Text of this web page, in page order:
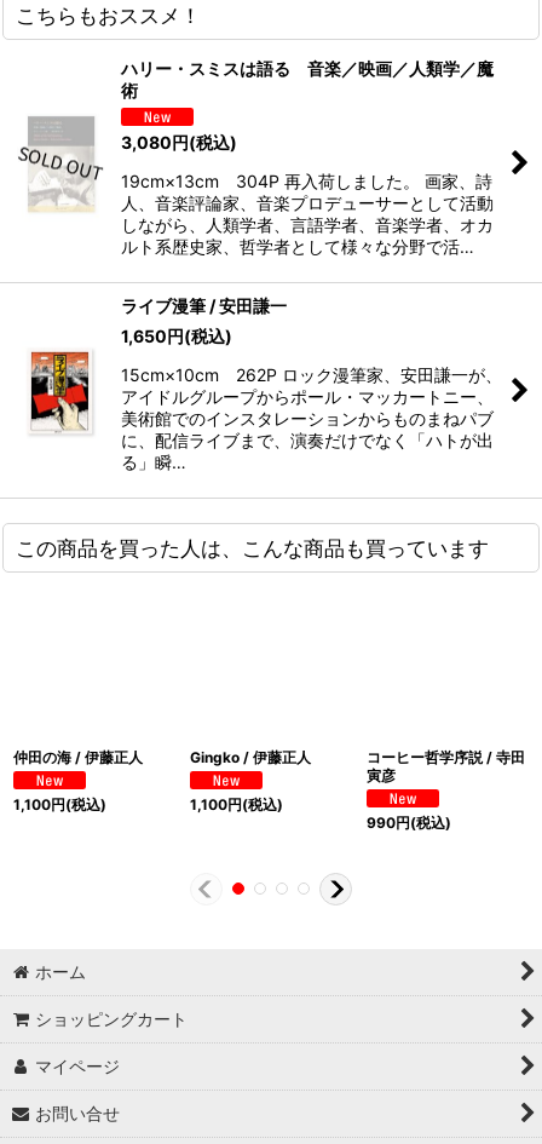
こちらもおススメ！
ハリー・スミスは語る 音楽／映画／人類学／魔
術
3,080円(税込)
19cm×13cm 304P 再入荷しました。 画家、詩
人、音楽評論家、音楽プロデューサーとして活動
しながら、人類学者、言語学者、音楽学者、オカ
ルト系歴史家、哲学者として様々な分野で活…
ライブ漫筆 / 安田謙一
1,650円(税込)
15cm×10cm 262P ロック漫筆家、安田謙一が、
アイドルグループからポール・マッカートニー、
美術館でのインスタレーションからものまねパブ
に、配信ライブまで、演奏だけでなく「ハトが出
る」瞬…
この商品を買った人は、こんな商品も買っています
仲田の海 / 伊藤正人
1,100円(税込)
Gingko / 伊藤正人
1,100円(税込)
コーヒー哲学序説 / 寺田
寅彦
990円(税込)
ホーム
ショッピングカート
マイページ
お問い合せ